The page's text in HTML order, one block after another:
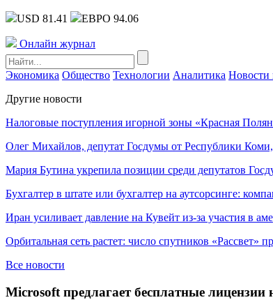
USD 81.41 ЕВРО 94.06
Онлайн журнал
Экономика Общество Технологии Аналитика Новости
Другие новости
Налоговые поступления игорной зоны «Красная
Олег Михайлов, депутат Госдумы от Республики Коми,
Мария Бутина укрепила позиции среди депутатов
Бухгалтер в штате или бухгалтер на аутсорсинге:
Иран усиливает давление на Кувейт из-за участия в
Орбитальная сеть растет: число спутников «Рассвет»
Все новости
Microsoft предлагает бесплатные